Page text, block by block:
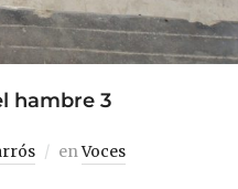
hambre 3
enVoces